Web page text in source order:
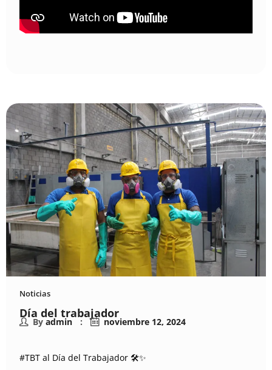
Noticias
Día del trabajador
By admin noviembre 12, 2024
#TBT al Día del Trabajador 🛠️✨